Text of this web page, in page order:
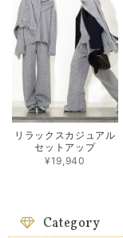
リラックスカジュアル
セットアップ
¥19,940
Category